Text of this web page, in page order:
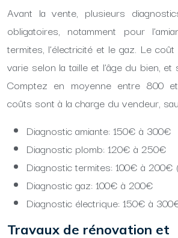
Avant la vente, plusieurs
obligatoires, notamment pour
termites, l’électricité et le gaz. Le
varie selon la taille et l’âge du bien, et
Comptez en moyenne entre 800
coûts sont à la charge du vendeur,
Diagnostic amiante: 150€ à 300€
Diagnostic plomb: 120€ à 250€
Diagnostic termites: 100€ à 200€
Diagnostic gaz: 100€ à 200€
Diagnostic électrique: 150€ à
Travaux de rénovation et